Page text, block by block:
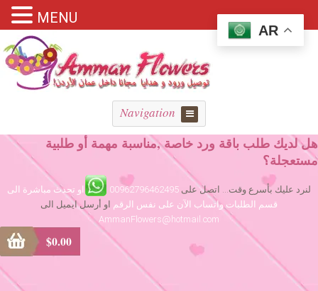
Navigation
هل لديك طلب باقة ورد خاصة ,مناسبة مهمة أو طلبية
مستعجلة؟
لنرد عليك بأسرع وقت... اتصل على 00962796462495
او تحدث مباشرة الى
قسم الطلبات واتساب الآن على نفس الرقم او أرسل ايميل الى
AmmanFlowers@hotmail.com
$0.00
AR
MENU